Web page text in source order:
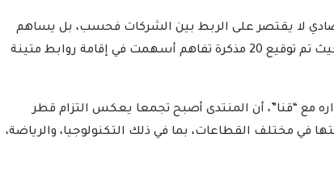
لا يقتصر على الربط بين الشركات فحسب، بل يساهم
أيضا في تعزيز تبادل المعرفة وتوطيد أواصر التعاون، حيث تم توقيع 20 مذكرة تفاهم أسهمت في إقامة روابط متينة
مع “قنا”، أن المنتدى أصبح تجمعا يعكس التزام قطر
في مختلف القطاعات، بما في ذلك التكنولوجيا، والرياضة،